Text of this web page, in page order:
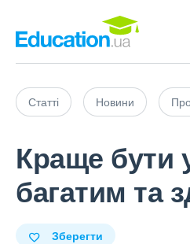
Статті Новини
Краще бути
багатим та
Зберегти